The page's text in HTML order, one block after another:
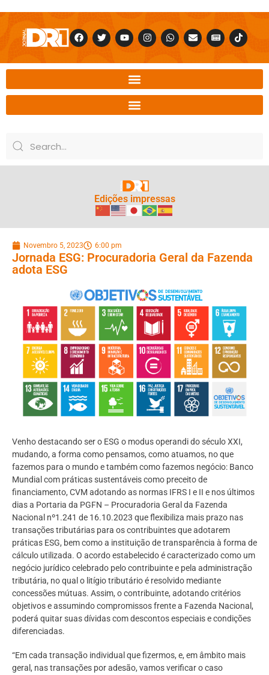
Edições impressas
Novembro 5, 2023 6:00 pm
Jornada ESG: Procuradoria Geral da Fazenda
adota ESG
Venho destacando ser o ESG o modus operandi do século XXI,
mudando, a forma como pensamos, como atuamos, no que
fazemos para o mundo e também como fazemos negócio: Banco
Mundial com práticas sustentáveis como preceito de
financiamento, CVM adotando as normas IFRS I e II e nos últimos
dias a Portaria da PGFN – Procuradoria Geral da Fazenda
Nacional nº1.241 de 16.10.2023 que flexibiliza mais prazo nas
transações tributárias para os contribuintes que adotarem
práticas ESG, bem como a instituição de transparência à forma de
cálculo utilizada. O acordo estabelecido é caracterizado como um
negócio jurídico celebrado pelo contribuinte e pela administração
tributária, no qual o litígio tributário é resolvido mediante
concessões mútuas. Assim, o contribuinte, adotando critérios
objetivos e assumindo compromissos frente a Fazenda Nacional,
poderá quitar suas dívidas com descontos especiais e condições
diferenciadas.
“Em cada transação individual que fizermos, e, em âmbito mais
geral, nas transações por adesão, vamos verificar o caso